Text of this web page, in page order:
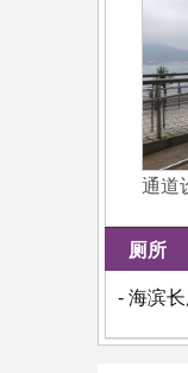
通道
厕所
- 海滨